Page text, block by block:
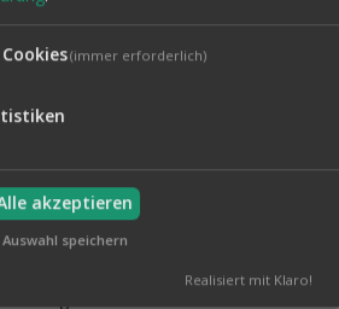
zu bringen. Außerdem erhalten
für drei weitere Forciertafeln,
sogar vier verschiedene Symbole
der Tafeln in Zusammenhang
Effekt, für den diese Force
Außerdem finden Sie die
aktuellem Programm, bei der ein
Tafeln wieder zu seinem Geld
unterhaltend ist ihr Einsatz als Hirn-
Hilfe ein Zuschauer feststellt, welche
(immer erforderlich)
akzeptieren
Auswahl speichern
Realisiert mit Klaro!